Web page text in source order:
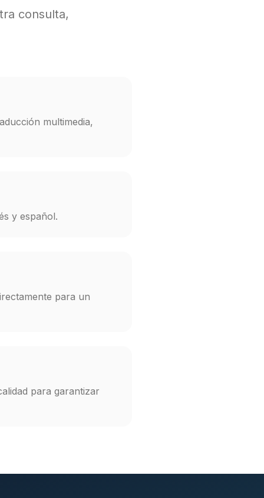
consulta,
multimedia,
y español.
para un
para garantizar